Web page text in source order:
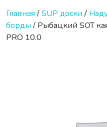
Главная/SUP доски/
борды/ Рыбацкий SOT
PRO 10.0